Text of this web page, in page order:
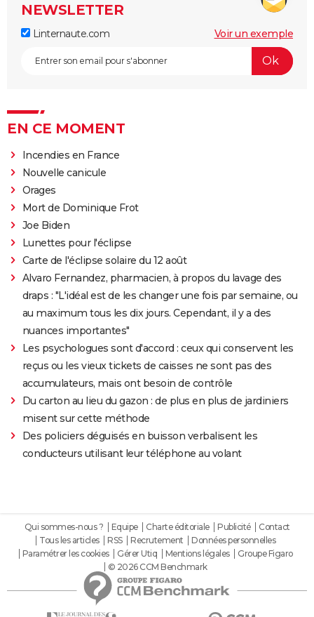
NEWSLETTER
Linternaute.com Voir un exemple
EN CE MOMENT
Incendies en France
Nouvelle canicule
Orages
Mort de Dominique Frot
Joe Biden
Lunettes pour l'éclipse
Carte de l'éclipse solaire du 12 août
Alvaro Fernandez, pharmacien, à propos du lavage des
draps : "L'idéal est de les changer une fois par semaine, ou
au maximum tous les dix jours. Cependant, il y a des
nuances importantes"
Les psychologues sont d'accord : ceux qui conservent les
reçus ou les vieux tickets de caisses ne sont pas des
accumulateurs, mais ont besoin de contrôle
Du carton au lieu du gazon : de plus en plus de jardiniers
misent sur cette méthode
Des policiers déguisés en buisson verbalisent les
conducteurs utilisant leur téléphone au volant
Qui sommes-nous ? Equipe Charte éditoriale Publicité
Contact
Tous les articles
RSS Recrutement
Données personnelles
Paramétrer les cookies
Gérer Utiq Mentions légales
Groupe Figaro
© 2026 CCM Benchmark